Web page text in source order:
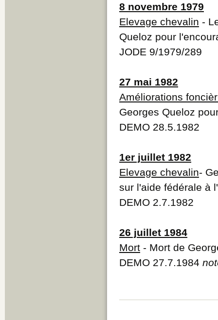
8 novembre 1979
Elevage chevalin -
Queloz pour
JODE 9/1979/289
27 mai 1982
Améliorations
Georges Queloz
DEMO 28.5.1982
1er juillet 1982
Elevage chevalin-
sur l'aide fédérale à
DEMO 2.7.1982
26 juillet 1984
Mort - Mort de
DEMO 27.7.1984